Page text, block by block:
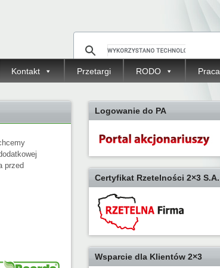
Kontakt Przetargi RODO Praca
przed
Logowanie do PA
Certyfikat Rzetelności 2×3 S.A.
Wsparcie dla Klientów 2×3